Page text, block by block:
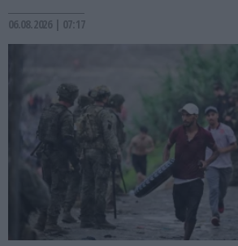
06.08.2026 | 07:17